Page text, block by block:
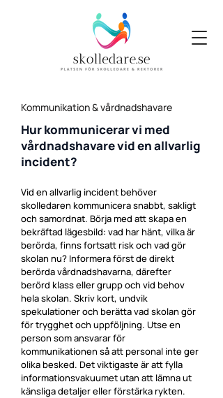
Kommunikation & vårdnadshavare
Hur kommunicerar vi med
vårdnadshavare vid en allvarlig
incident?
Vid en allvarlig incident behöver
skolledaren kommunicera snabbt, sakligt
och samordnat. Börja med att skapa en
bekräftad lägesbild: vad har hänt, vilka är
berörda, finns fortsatt risk och vad gör
skolan nu? Informera först de direkt
berörda vårdnadshavarna, därefter
berörd klass eller grupp och vid behov
hela skolan. Skriv kort, undvik
spekulationer och berätta vad skolan gör
för trygghet och uppföljning. Utse en
person som ansvarar för
kommunikationen så att personal inte ger
olika besked. Det viktigaste är att fylla
informationsvakuumet utan att lämna ut
känsliga detaljer eller förstärka rykten.